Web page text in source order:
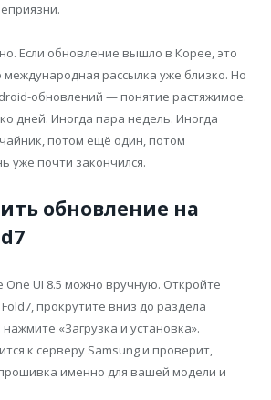
Если обновление вышло в Корее, это
рассылка уже близко. Но
обновлений — понятие растяжимое.
дней. Иногда пара недель. Иногда
потом ещё один, потом
уже почти закончился.
обновление на
UI 8.5 можно вручную. Откройте
прокрутите вниз до раздела
«Загрузка и установка».
к серверу Samsung и проверит,
именно для вашей модели и